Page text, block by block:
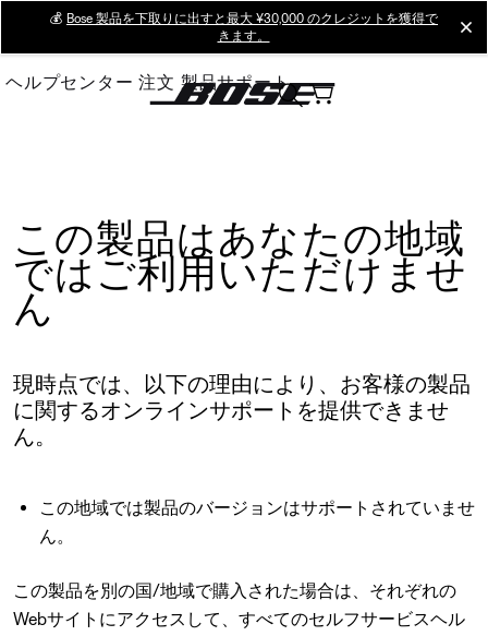
Main
💰 Bose 製品を下取りに出すと最大 ¥30,000 のクレジットを獲得で
きます。
ヘルプセンター 注文 製品サポート
この製品はあなたの地域
ではご利用いただけませ
ん
現時点では、以下の理由により、お客様の製品
に関するオンラインサポートを提供できませ
ん。
この地域では製品のバージョンはサポートされていませ
ん。
この製品を別の国/地域で購入された場合は、それぞれの
Webサイトにアクセスして、すべてのセルフサービスヘル